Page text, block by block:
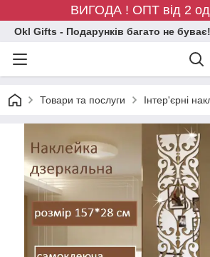
ВИГОДА ! ОПТ від 2
Okl Gifts - Подарунків багато не буває!
Товари та послуги Інтер'єрні